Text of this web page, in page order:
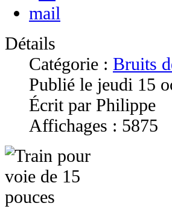
Détails
Catégorie : Bruits
Publié le jeudi 15
Écrit par Philippe
Affichages : 5875